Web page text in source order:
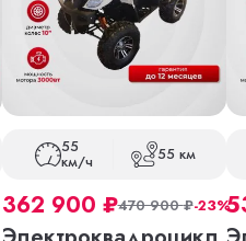
55
км/ч 55 км
362 900 ₽470 900₽-23%